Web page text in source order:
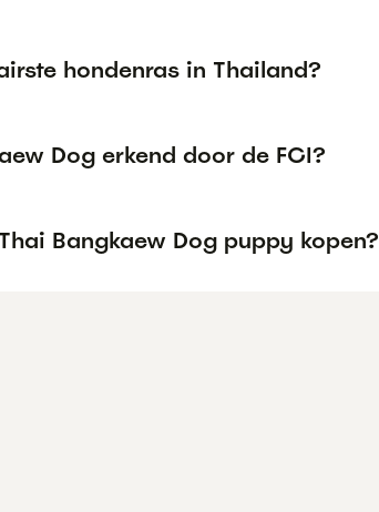
hondenras in Thailand?
Dog erkend door de FCI?
Bangkaew Dog puppy kopen?